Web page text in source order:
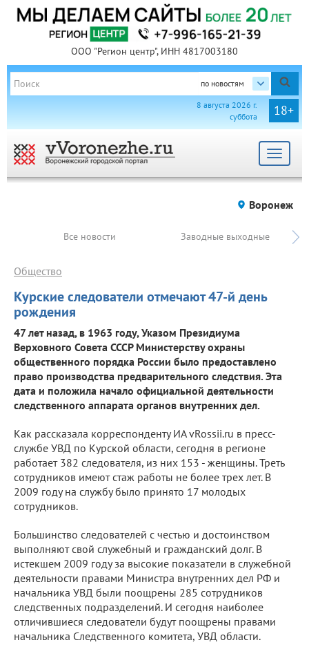
ООО "Регион центр", ИНН 4817003180
по новостям
18+
8 августа 2026 г.
суббота
Toggle
Воронеж
Все новости Заводные выходные
Курские следователи отмечают 47-й день
рождения
Общество
47 лет назад, в 1963 году, Указом Президиума
Верховного Совета СССР Министерству охраны
общественного порядка России было предоставлено
право производства предварительного следствия. Эта
дата и положила начало официальной деятельности
следственного аппарата органов внутренних дел.
Как рассказала корреспонденту ИА vRossii.ru в пресс-
службе УВД по Курской области, сегодня в регионе
работает 382 следователя, из них 153 - женщины. Треть
сотрудников имеют стаж работы не более трех лет. В
2009 году на службу было принято 17 молодых
сотрудников.
Большинство следователей с честью и достоинством
выполняют свой служебный и гражданский долг. В
истекшем 2009 году за высокие показатели в служебной
деятельности правами Министра внутренних дел РФ и
начальника УВД были поощрены 285 сотрудников
следственных подразделений. И сегодня наиболее
отличившиеся следователи будут поощрены правами
начальника Следственного комитета, УВД области.